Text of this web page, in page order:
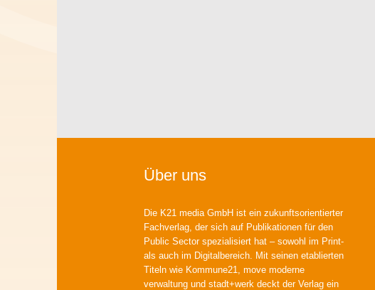
Über uns
Die K21 media GmbH ist ein zukunftsorientierter
Fachverlag, der sich auf Publikationen für den
Public Sector spezialisiert hat – sowohl im Print-
als auch im Digitalbereich. Mit seinen etablierten
Titeln wie Kommune21, move moderne
verwaltung und stadt+werk deckt der Verlag ein